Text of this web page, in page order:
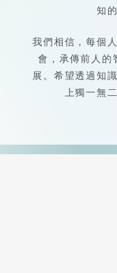
知
我們相信，每個
會，承傳前人的
展。希望透過知
上獨一無